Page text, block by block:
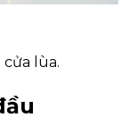
cửa lùa.